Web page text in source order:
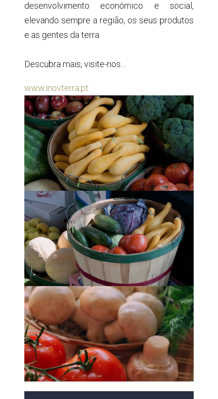
desenvolvimento económico e social,
elevando sempre a região, os seus produtos
e as gentes da terra.
Descubra mais, visite-nos…
www.inovterra.pt